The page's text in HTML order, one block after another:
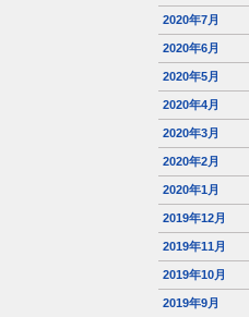
2020年7月
2020年6月
2020年5月
2020年4月
2020年3月
2020年2月
2020年1月
2019年12月
2019年11月
2019年10月
2019年9月